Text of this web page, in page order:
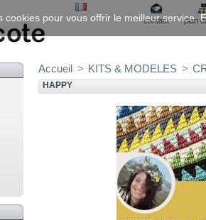
contact plan
Accueil > KITS & MODELES >
HAPPY
cookies pour vous offrir le meilleur